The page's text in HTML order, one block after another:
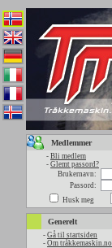
Medlemmer
- Bli medlem
- Glemt passord?
Brukernavn:
Passord:
Husk meg
Generelt
- Gå til startsiden
- Om tråkkemaskin.no